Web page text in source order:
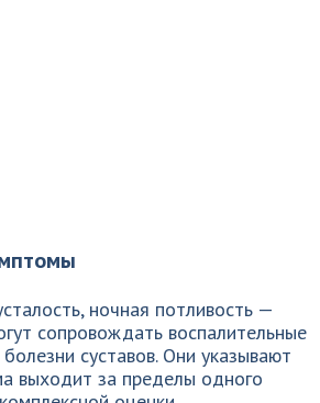
ночная потливость —
сопровождать воспалительные
суставов. Они указывают
выходит за пределы одного